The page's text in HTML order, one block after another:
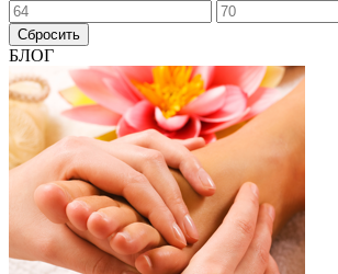
Сбросить
БЛОГ